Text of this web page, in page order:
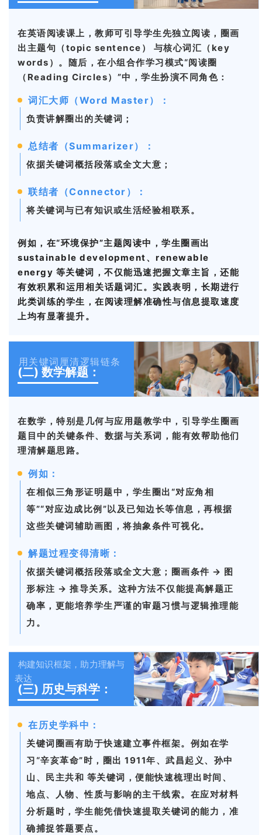
在英语阅读课上，教师可引导学生先独立阅读，圈画
出主题句（topic sentence） 与核心词汇（key
words）。随后，在小组合作学习模式“阅读圈
（Reading Circles）”中，学生扮演不同角色：
词汇大师（Word Master）：
负责讲解圈出的关键词；
总结者（Summarizer）：
依据关键词概括段落或全文大意；
联结者（Connector）：
将关键词与已有知识或生活经验相联系。
例如，在“环境保护”主题阅读中，学生圈画出
sustainable development、renewable
energy 等关键词，不仅能迅速把握文章主旨，还能
有效积累和运用相关话题词汇。实践表明，长期进行
此类训练的学生，在阅读理解准确性与信息提取速度
上均有显著提升。
用关键词厘清逻辑链条
(二) 数学解题：
在数学，特别是几何与应用题教学中，引导学生圈画
题目中的关键条件、数据与关系词，能有效帮助他们
理清解题思路。
例如：
在相似三角形证明题中，学生圈出“对应角相
等”“对应边成比例”以及已知边长等信息，再根据
这些关键词辅助画图，将抽象条件可视化。
解题过程变得清晰：
依据关键词概括段落或全文大意；圈画条件 → 图
形标注 → 推导关系。这种方法不仅能提高解题正
确率，更能培养学生严谨的审题习惯与逻辑推理能
力。
构建知识框架，助力理解与
表达
(三) 历史与科学：
在历史学科中：
关键词圈画有助于快速建立事件框架。例如在学
习“辛亥革命”时，圈出 1911年、武昌起义、孙中
山、民主共和 等关键词，便能快速梳理出时间、
地点、人物、性质与影响的主干线索。在应对材料
分析题时，学生能凭借快速提取关键词的能力，准
确捕捉答题要点。